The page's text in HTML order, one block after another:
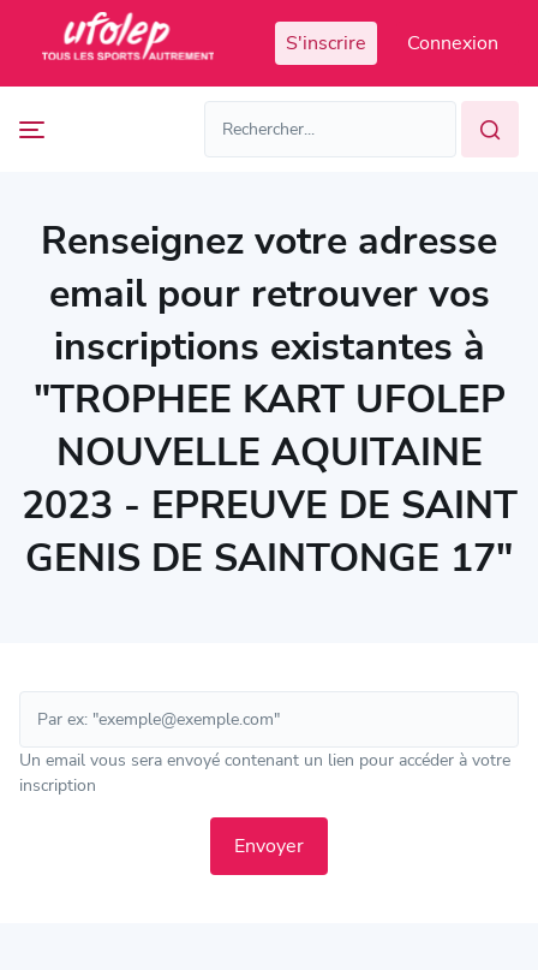
S'inscrire Connexion
manifestations
passéesRenseignez votre adresse
email pour retrouver vos
inscriptions existantes à
"TROPHEE KART UFOLEP
NOUVELLE AQUITAINE
2023 - EPREUVE DE SAINT
GENIS DE SAINTONGE 17"
Un email vous sera envoyé contenant un lien pour accéder à votre
inscription
Envoyer
Panneau de gestion des cookies